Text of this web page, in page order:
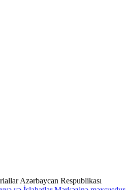
Azərbaycan Respublikası